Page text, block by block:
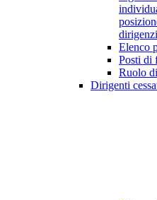
Elenco
Posti di
Ruolo
Dirigenti